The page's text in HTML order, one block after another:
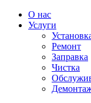
О нас
Услуги
Ремонт
Заправка
Чистка